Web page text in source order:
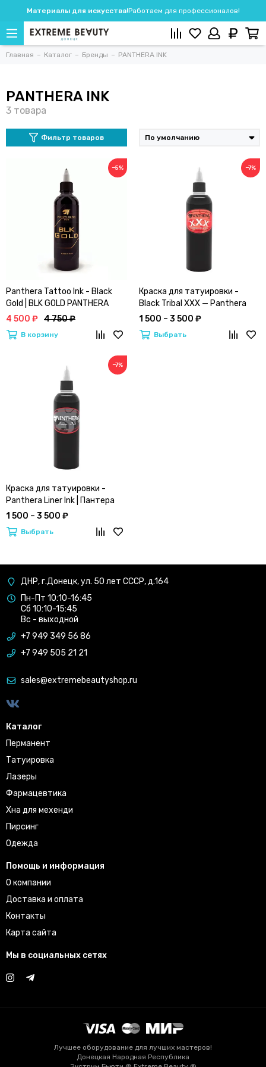
Материалы для искусства!Работаем для профессионалов!
Главная Каталог Бренды PANTHERA INK
PANTHERA INK
Фильтр товаров
−5%
Panthera Tattoo Ink - Black
Gold | BLK GOLD PANTHERA
краска для тату
4 500 ₽ 4 750 ₽
В корзину
−7%
Краска для татуировки -
Black Tribal XXX — Panthera
Tattoo Ink
1 500 – 3 500 ₽
Выбрать
−7%
Краска для татуировки -
Panthera Liner Ink | Пантера
тату инк
1 500 – 3 500 ₽
Выбрать
ДНР, г.Донецк, ул. 50 лет СССР, д.164
Пн-Пт 10:10-16:45
Сб 10:10-15:45
Вс - выходной
+7 949 349 56 86
+7 949 505 21 21
sales@extremebeautyshop.ru
Каталог
Перманент
Татуировка
Лазеры
Фармацевтика
Хна для мехенди
Пирсинг
Одежда
Помощь и информация
О компании
Доставка и оплата
Контакты
Карта сайта
Мы в социальных сетях
Лучшее оборудование для лучших мастеров!
Донецкая Народная Республика